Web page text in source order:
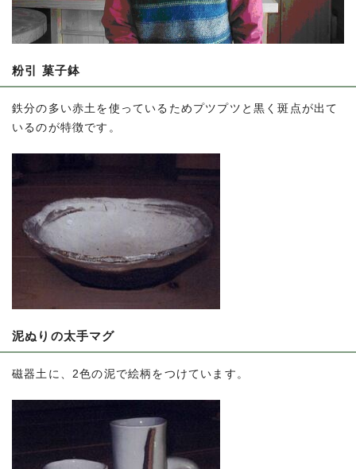
粉引 菓子鉢
鉄分の多い赤土を使っているためプツプツと黒く斑点が出て
いるのが特徴です。
泥ぬりの太手マグ
磁器土に、2色の泥で絵柄をつけています。